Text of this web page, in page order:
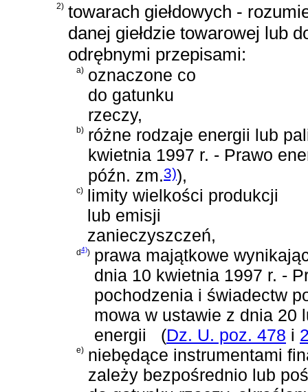
2) towarach giełdowych -
danej giełdzie towarowej lub
odrębnymi przepisami:
a) oznaczone co
do gatunku
rzeczy,
b) różne rodzaje energii lub
kwietnia 1997 r. - Prawo
późn. zm.3)),
c) limity wielkości produkcji
lub emisji
zanieczyszczeń,
d4)) prawa majątkowe
dnia 10 kwietnia 1997 r. -
pochodzenia i świadectw
mowa w ustawie z dnia 20
energii
(Dz. U. poz. 478 i
e) niebędące instrumentami
zależy bezpośrednio lub